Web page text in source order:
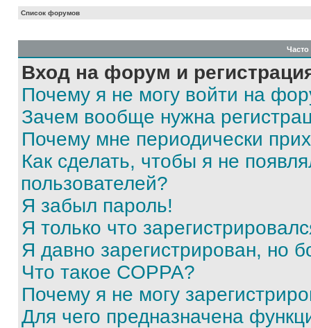
Список форумов
Вход на форум и
Почему я не могу войти на
Зачем вообще нужна
Почему мне периодически
Как сделать, чтобы я не
пользователей?
Я забыл пароль!
Я только что
Я давно зарегистрирован, но
Что такое COPPA?
Почему я не могу
Для чего предназначена